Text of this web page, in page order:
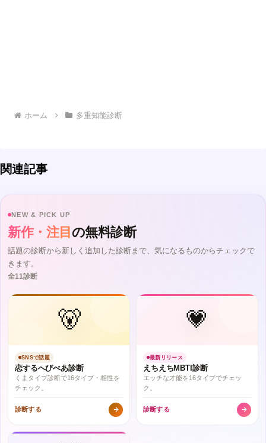
ホーム 多重知能診断
関連記事
NEW & PICK UP
新作・注目 の無料診断
話題の診断から新しく追加した診断まで、気になるものからチェックで
きます。
全11診断
🐻
SNSで話題
恋するへびべあ診断
くまタイプ診断で16タイプ・相性を
チェック。
診断する
💗
最新リリース
えちえちMBTI診断
エッチな才能を16タイプでチェッ
ク。
診断する